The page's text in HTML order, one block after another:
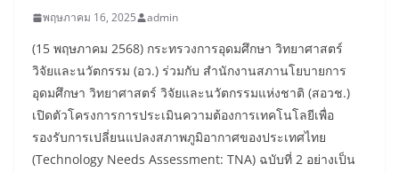
พฤษภาคม 16, 2025 admin
(15 พฤษภาคม 2568) กระทรวงการอุดมศึกษา วิทยาศาสตร์
วิจัยและนวัตกรรม (อว.) ร่วมกับ สำนักงานสภานโยบายการ
อุดมศึกษา วิทยาศาสตร์ วิจัยและนวัตกรรมแห่งชาติ (สอวช.)
เปิดตัวโครงการการประเมินความต้องการเทคโนโลยีเพื่อ
รองรับการเปลี่ยนแปลงสภาพภูมิอากาศของประเทศไทย
(Technology Needs Assessment: TNA) ฉบับที่ 2 อย่างเป็น